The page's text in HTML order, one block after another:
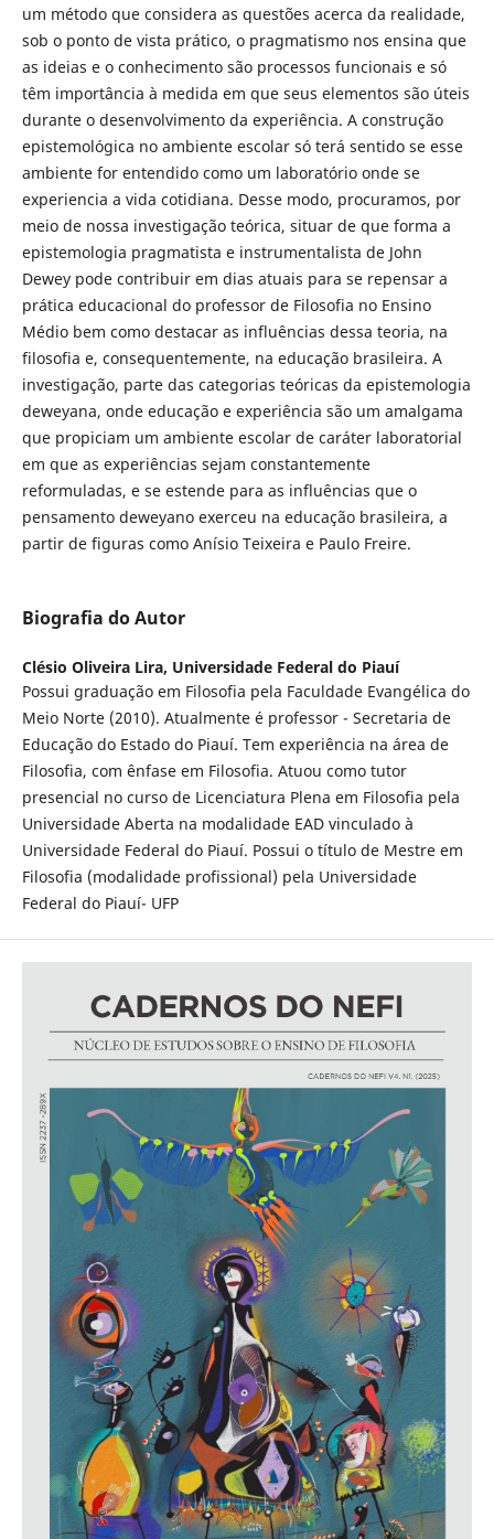
um método que considera as questões acerca da realidade,
sob o ponto de vista prático, o pragmatismo nos ensina que
as ideias e o conhecimento são processos funcionais e só
têm importância à medida em que seus elementos são úteis
durante o desenvolvimento da experiência. A construção
epistemológica no ambiente escolar só terá sentido se esse
ambiente for entendido como um laboratório onde se
experiencia a vida cotidiana. Desse modo, procuramos, por
meio de nossa investigação teórica, situar de que forma a
epistemologia pragmatista e instrumentalista de John
Dewey pode contribuir em dias atuais para se repensar a
prática educacional do professor de Filosofia no Ensino
Médio bem como destacar as influências dessa teoria, na
filosofia e, consequentemente, na educação brasileira. A
investigação, parte das categorias teóricas da epistemologia
deweyana, onde educação e experiência são um amalgama
que propiciam um ambiente escolar de caráter laboratorial
em que as experiências sejam constantemente
reformuladas, e se estende para as influências que o
pensamento deweyano exerceu na educação brasileira, a
partir de figuras como Anísio Teixeira e Paulo Freire.
Biografia do Autor
Clésio Oliveira Lira, Universidade Federal do Piauí
Possui graduação em Filosofia pela Faculdade Evangélica do
Meio Norte (2010). Atualmente é professor - Secretaria de
Educação do Estado do Piauí. Tem experiência na área de
Filosofia, com ênfase em Filosofia. Atuou como tutor
presencial no curso de Licenciatura Plena em Filosofia pela
Universidade Aberta na modalidade EAD vinculado à
Universidade Federal do Piauí. Possui o título de Mestre em
Filosofia (modalidade profissional) pela Universidade
Federal do Piauí- UFP